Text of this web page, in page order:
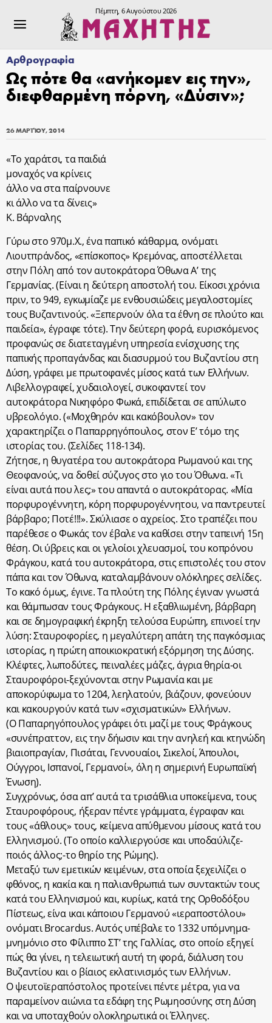
Πέμπτη, 6 Αυγούστου 2026
Αρθρογραφία
Ως πότε θα «ανήκομεν εις την»,
διεφθαρμένη πόρνη, «Δύσιν»;
26 ΜΑΡΤΊΟΥ, 2014
«Το χαράτσι, τα παιδιά
μοναχός να κρίνεις
άλλο να στα παίρνουνε
κι άλλο να τα δίνεις»
Κ. Βάρναλης
Γύρω στο 970μ.Χ., ένα παπικό κάθαρμα, ονόματι
Λιουτπράνδος, «επίσκοπος» Κρεμόνας, αποστέλλεται
στην Πόλη από τον αυτοκράτορα Όθωνα Α’ της
Γερμανίας. (Είναι η δεύτερη αποστολή του. Είκοσι χρόνια
πριν, το 949, εγκωμίαζε με ενθουσιώδεις μεγαλοστομίες
τους Βυζαντινούς. «Ξεπερνούν όλα τα έθνη σε πλούτο και
παιδεία», έγραφε τότε). Την δεύτερη φορά, ευρισκόμενος
προφανώς σε διατεταγμένη υπηρεσία ενίσχυσης της
παπικής προπαγάνδας και διασυρμού του Βυζαντίου στη
Δύση, γράφει με πρωτοφανές μίσος κατά των Ελλήνων.
Λιβελλογραφεί, χυδαιολογεί, συκοφαντεί τον
αυτοκράτορα Νικηφόρο Φωκά, επιδίδεται σε απύλωτο
υβρεολόγιο. («Μοχθηρόν και κακόβουλον» τον
χαρακτηρίζει ο Παπαρρηγόπουλος, στον Ε’ τόμο της
ιστορίας του. (Σελίδες 118-134).
Ζήτησε, η θυγατέρα του αυτοκράτορα Ρωμανού και της
Θεοφανούς, να δοθεί σύζυγος στο γιο του Όθωνα. «Τι
είναι αυτά που λες;» του απαντά ο αυτοκράτορας. «Μία
πορφυρογέννητη, κόρη πορφυρογέννητου, να παντρευτεί
βάρβαρο; Ποτέ!!!». Σκύλιασε ο αχρείος. Στο τραπέζει που
παρέθεσε ο Φωκάς τον έβαλε να καθίσει στην ταπεινή 15η
θέση. Οι ύβρεις και οι γελοίοι χλευασμοί, του κοπρόνου
Φράγκου, κατά του αυτοκράτορα, στις επιστολές του στον
πάπα και τον Όθωνα, καταλαμβάνουν ολόκληρες σελίδες.
Το κακό όμως, έγινε. Τα πλούτη της Πόλης έγιναν γνωστά
και θάμπωσαν τους Φράγκους. Η εξαθλιωμένη, βάρβαρη
και σε δημογραφική έκρηξη τελούσα Ευρώπη, επινοεί την
λύση: Σταυροφορίες, η μεγαλύτερη απάτη της παγκόσμιας
ιστορίας, η πρώτη αποικιοκρατική εξόρμηση της Δύσης.
Κλέφτες, λωποδύτες, πειναλέες μάζες, άγρια θηρία-οι
Σταυροφόροι-ξεχύνονται στην Ρωμανία και με
αποκορύφωμα το 1204, λεηλατούν, βιάζουν, φονεύουν
και κακουργούν κατά των «σχισματικών» Ελλήνων.
(Ο Παπαρηγόπουλος γράφει ότι μαζί με τους Φράγκους
«συνέπραττον, εις την δήωσιν και την ανηλεή και κτηνώδη
βιαιοπραγίαν, Πισάται, Γεννουαίοι, Σικελοί, Άπουλοι,
Ούγγροι, Ισπανοί, Γερμανοί», όλη η σημερινή Ευρωπαϊκή
Ένωση).
Συγχρόνως, όσα απ’ αυτά τα τρισάθλια υποκείμενα, τους
Σταυροφόρους, ήξεραν πέντε γράμματα, έγραφαν και
τους «άθλους» τους, κείμενα απύθμενου μίσους κατά του
Ελληνισμού. (Το οποίο καλλιεργούσε και υποδαύλιζε-
ποιός άλλος;-το θηρίο της Ρώμης).
Μεταξύ των εμετικών κειμένων, στα οποία ξεχειλίζει ο
φθόνος, η κακία και η παλιανθρωπιά των συντακτών τους
κατά του Ελληνισμού και, κυρίως, κατά της Ορθοδόξου
Πίστεως, είνα ικαι κάποιου Γερμανού «ιεραποστόλου»
ονόματι Brocardus. Αυτός υπέβαλε το 1332 υπόμνημα-
μνημόνιο στο Φίλιππο ΣΤ’ της Γαλλίας, στο οποίο εξηγεί
πώς θα γίνει, η τελειωτική αυτή τη φορά, διάλυση του
Βυζαντίου και ο βίαιος εκλατινισμός των Ελλήνων.
Ο ψευτοϊεραπόστολος προτείνει πέντε μέτρα, για να
παραμείνον αιώνια τα εδάφη της Ρωμηοσύνης στη Δύση
και να υποταχθούν ολοκληρωτικά οι Έλληνες.